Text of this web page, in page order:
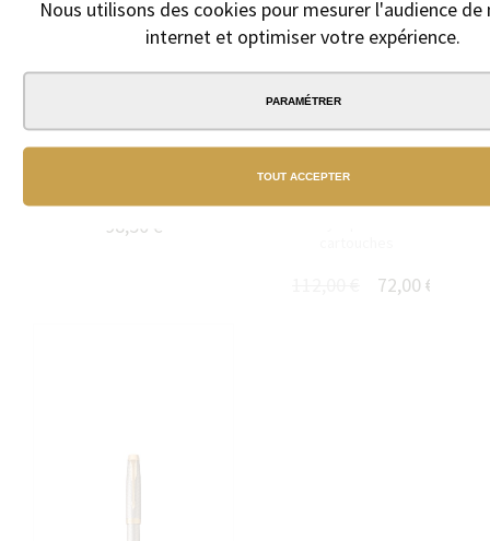
Nous utilisons des cookies pour mesurer l'audience
internet et optimiser votre expérience.
PARAMÉTRER
TOUT ACCEPTER
ROLLERBALL PARKER IM
PRÉMIUM WARM GREY GT
98,50 €
STYLO PLUME PARKER IM
PRÉMIUM LAST FRONTIER
LAQUE DÉGRADÉE GRIS AVEC
72,00 €